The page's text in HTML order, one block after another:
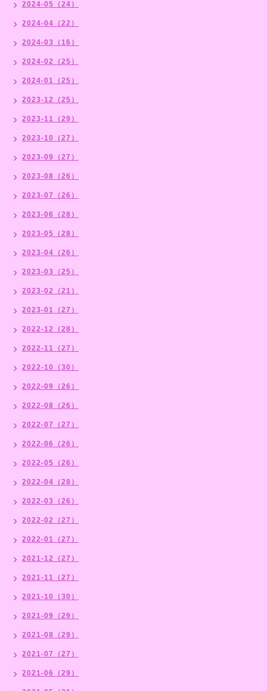
2024-05（24）
2024-04（22）
2024-03（16）
2024-02（25）
2024-01（25）
2023-12（25）
2023-11（29）
2023-10（27）
2023-09（27）
2023-08（26）
2023-07（26）
2023-06（28）
2023-05（28）
2023-04（26）
2023-03（25）
2023-02（21）
2023-01（27）
2022-12（28）
2022-11（27）
2022-10（30）
2022-09（26）
2022-08（26）
2022-07（27）
2022-06（26）
2022-05（26）
2022-04（28）
2022-03（26）
2022-02（27）
2022-01（27）
2021-12（27）
2021-11（27）
2021-10（30）
2021-09（29）
2021-08（29）
2021-07（27）
2021-06（29）